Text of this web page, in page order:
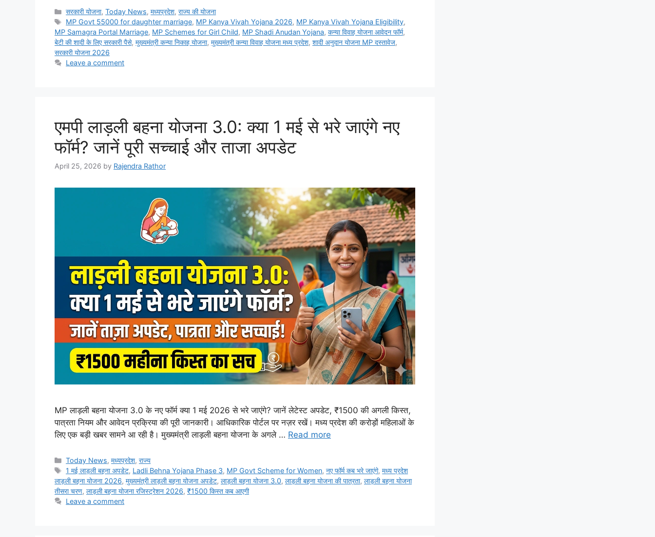
Categories
सरकारी योजना,Today News,मध्यप्रदेश,राज्य की योजना
Tags
MP Govt 55000 for daughter marriage, MP Kanya Vivah Yojana 2026, MP Kanya Vivah Yojana Eligibility,
MP Samagra Portal Marriage, MP Schemes for Girl Child, MP Shadi Anudan Yojana, कन्या विवाह योजना आवेदन फॉर्म,
बेटी की शादी के लिए सरकारी पैसे, मुख्यमंत्री कन्या निकाह योजना, मुख्यमंत्री कन्या विवाह योजना मध्य प्रदेश, शादी अनुदान योजना MP दस्तावेज,
सरकारी योजना 2026
Leave a comment
एमपी लाड़ली बहना योजना 3.0: क्या 1 मई से भरे जाएंगे नए
फॉर्म? जानें पूरी सच्चाई और ताजा अपडेट
April 25, 2026 by Rajendra Rathor
MP लाड़ली बहना योजना 3.0 के नए फॉर्म क्या 1 मई 2026 से भरे जाएंगे? जानें लेटेस्ट अपडेट, ₹1500 की अगली किस्त,
पात्रता नियम और आवेदन प्रक्रिया की पूरी जानकारी। आधिकारिक पोर्टल पर नज़र रखें। मध्य प्रदेश की करोड़ों महिलाओं के
लिए एक बड़ी खबर सामने आ रही है। मुख्यमंत्री लाड़ली बहना योजना के अगले … Read more
Categories
Today News,मध्यप्रदेश,राज्य
Tags
1 मई लाड़ली बहना अपडेट, Ladli Behna Yojana Phase 3, MP Govt Scheme for Women,नए फॉर्म कब भरे जाएंगे,मध्य प्रदेश
लाड़ली बहना योजना 2026, मुख्यमंत्री लाड़ली बहना योजना अपडेट, लाड़ली बहना योजना 3.0, लाड़ली बहना योजना की पात्रता, लाड़ली बहना योजना
तीसरा चरण, लाड़ली बहना योजना रजिस्ट्रेशन 2026, ₹1500 किस्त कब आएगी
Leave a comment